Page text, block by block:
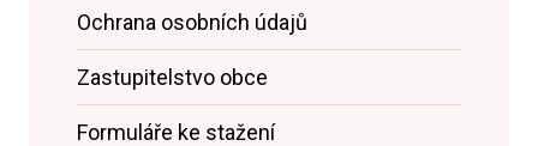
Ochrana osobních údajů
Zastupitelstvo obce
Formuláře ke stažení